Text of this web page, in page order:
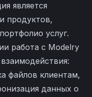
является
продуктов,
услуг.
работа с Modelry
файлов клиентам,
данных о